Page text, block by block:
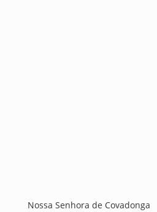
Nossa Senhora de Covadonga